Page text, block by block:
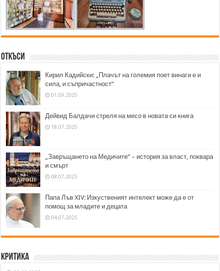
Откъси
Кирил Кадийски: „Плачът на големия поет винаги е и
сила, и съпричастност“
01.09.2025
Дейвид Балдачи стреля на месо в новата си книга
18.07.2025
„Завръщането на Медичите“ – история за власт, поквара
и смърт
08.07.2025
Папа Лъв XIV: Изкуственият интелект може да е от
помощ за младите и децата
04.07.2025
Критика